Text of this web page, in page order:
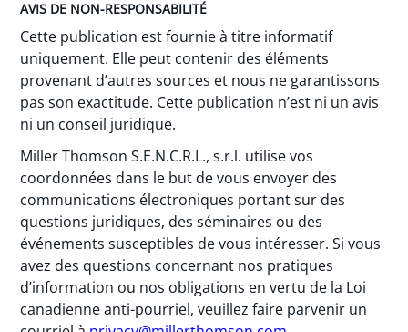
AVIS DE NON-RESPONSABILITÉ
Cette publication est fournie à titre informatif
uniquement. Elle peut contenir des éléments
provenant d’autres sources et nous ne garantissons
pas son exactitude. Cette publication n’est ni un avis
ni un conseil juridique.
Miller Thomson S.E.N.C.R.L., s.r.l. utilise vos
coordonnées dans le but de vous envoyer des
communications électroniques portant sur des
questions juridiques, des séminaires ou des
événements susceptibles de vous intéresser. Si vous
avez des questions concernant nos pratiques
d’information ou nos obligations en vertu de la Loi
canadienne anti-pourriel, veuillez faire parvenir un